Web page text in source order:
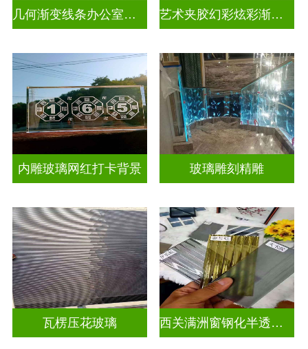
几何渐变线条办公室渐变装饰玻璃 艺术夹胶幻彩炫彩渐变玻璃
内雕玻璃网红打卡背景 玻璃雕刻精雕
瓦楞压花玻璃 西关满洲窗钢化半透明压花玻璃